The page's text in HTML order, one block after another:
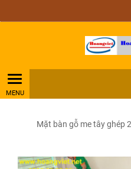
Mặt bàn gỗ me tây ghép